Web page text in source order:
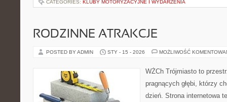
CATEGORIES: KLUBY MOTORYZACYJNE I WYDARZENIA
RODZINNE ATRAKCJE
POSTED BY ADMIN STY - 15 - 2026 MOŻLIWOŚĆ
WŻCh Trójmiasto to
pragnących głębi, którzy
dzień. Strona internetowa